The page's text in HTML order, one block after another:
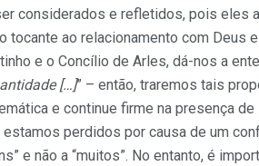
considerados e refletidos, pois eles
tocante ao relacionamento com Deus
e o Concílio de Arles, dá-nos a
[…]” – então, traremos tais
e continue firme na presença
perdidos por causa de um
e não a “muitos”. No entanto, é